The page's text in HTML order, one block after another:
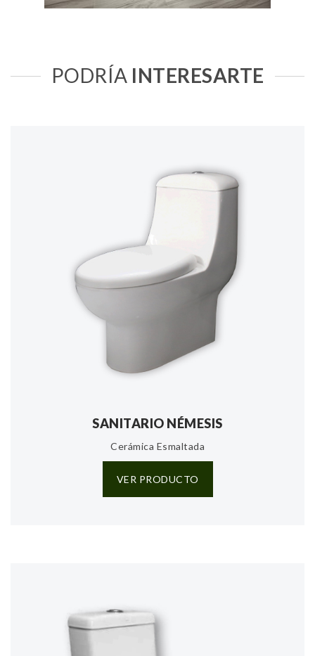
PODRÍA INTERESARTE
SANITARIO NÉMESIS
Cerámica Esmaltada
VER PRODUCTO